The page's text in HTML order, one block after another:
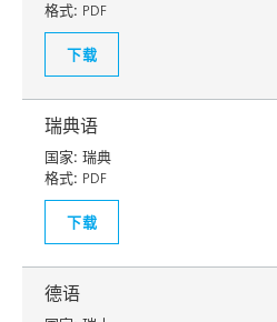
格式: PDF
下载
瑞典语
国家: 瑞典
格式: PDF
下载
德语